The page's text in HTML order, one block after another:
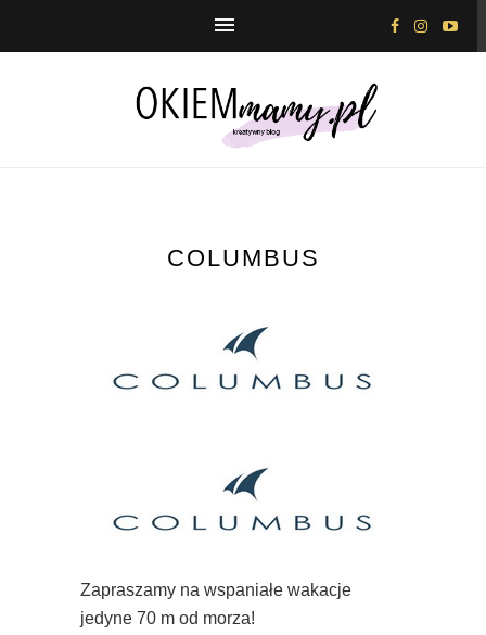
COLUMBUS
Zapraszamy na wspaniałe wakacje
jedyne 70 m od morza!